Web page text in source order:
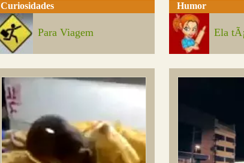
Curiosidades
Para Viagem
Humor
Ela